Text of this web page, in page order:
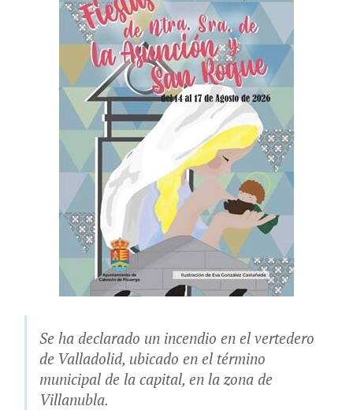
Se ha declarado un incendio en el vertedero
de Valladolid, ubicado en el término
municipal de la capital, en la zona de
Villanubla.